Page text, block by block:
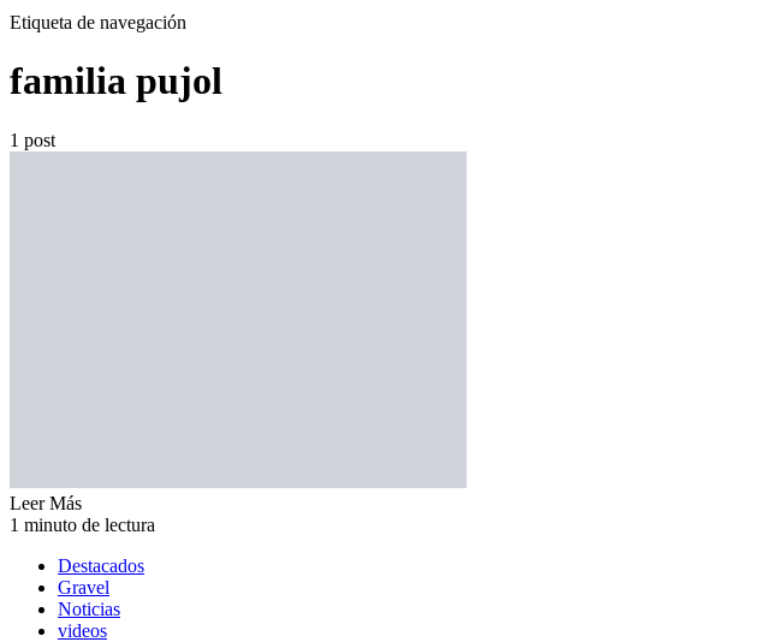
Etiqueta de navegación
familia pujol
1 post
Leer Más
1 minuto de lectura
Destacados
Gravel
Noticias
videos